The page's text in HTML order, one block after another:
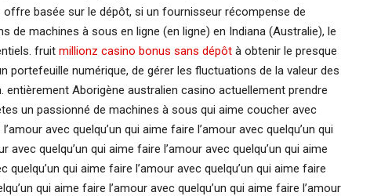
basée sur le dépôt, si un fournisseur récompense de
de machines à sous en ligne (en ligne) en Indiana (Australie), le
fruit millionz casino bonus sans dépôt à obtenir le presque
portefeuille numérique, de gérer les fluctuations de la valeur des
Aborigène australien casino actuellement prendre
un passionné de machines à sous qui aime coucher avec
avec quelqu’un qui aime faire l’amour avec quelqu’un qui
avec quelqu’un qui aime faire l’amour avec quelqu’un qui aime
quelqu’un qui aime faire l’amour avec quelqu’un qui aime faire
qui aime faire l’amour avec quelqu’un qui aime faire l’amour